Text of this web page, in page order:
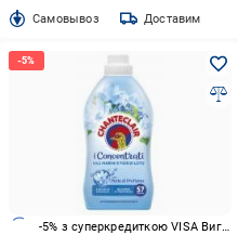
Cамовывоз Доставим
-5% з суперкредиткою VISA Вигода